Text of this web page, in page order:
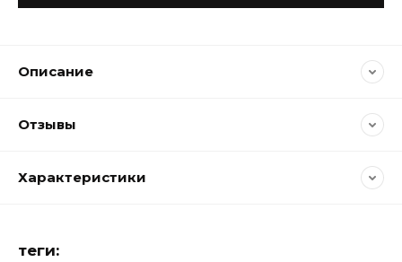
Описание
Отзывы
Характеристики
теги: